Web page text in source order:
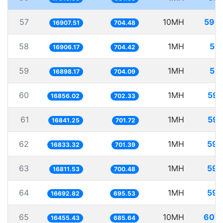
57 16907.51 704.48 10MH
58 16906.17 704.42 1MH
59 16898.17 704.09 1MH
60 16856.02 702.33 1MH
61 16841.25 701.72 1MH
62 16833.32 701.39 1MH
63 16811.53 700.48 1MH
64 16692.82 695.53 1MH
65 16455.43 685.64 10MH